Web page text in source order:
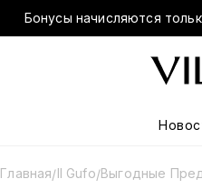
Бонусы начисляются
Главная/Il Gufo/Выгодные